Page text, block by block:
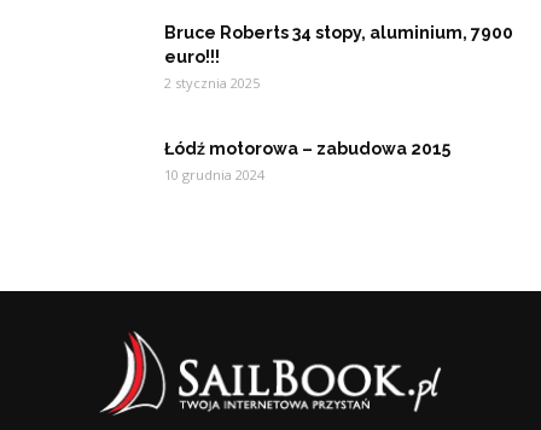
Bruce Roberts 34 stopy, aluminium, 7900
euro!!!
2 stycznia 2025
Łódź motorowa – zabudowa 2015
10 grudnia 2024